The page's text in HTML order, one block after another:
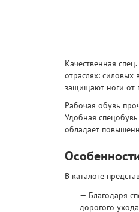
Качественная
отраслях: силовых
защищают ноги от
Рабочая обувь
Удобная
обладает
В каталоге
Благодаря
дорогого